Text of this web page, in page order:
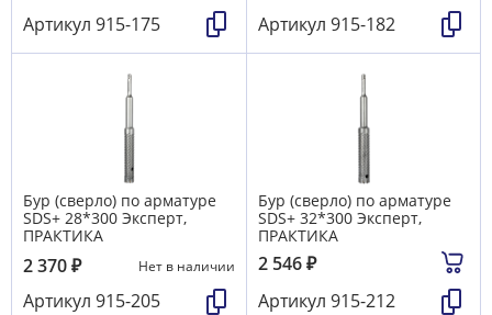
Артикул 915-175
Артикул 915-182
Бур (сверло) по арматуре
SDS+ 28*300 Эксперт,
ПРАКТИКА
2 370₽ Нет в наличии
Артикул 915-205
Бур (сверло) по арматуре
SDS+ 32*300 Эксперт,
ПРАКТИКА
2 546₽
Артикул 915-212